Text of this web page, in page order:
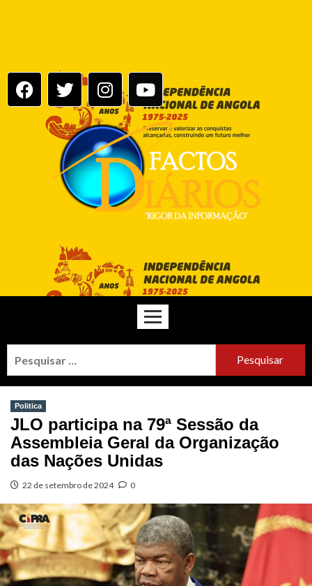
Politica
JLO participa na 79ª Sessão da
Assembleia Geral da Organização
das Nações Unidas
22 de setembro de 2024 0